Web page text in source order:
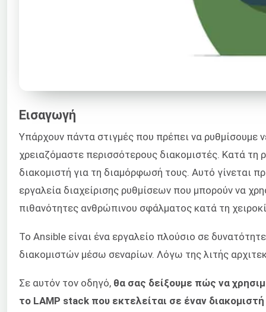
Εισαγωγή
Υπάρχουν πάντα στιγμές που πρέπει να ρυθμίσουμε
χρειαζόμαστε περισσότερους διακομιστές. Κατά τη
διακομιστή για τη διαμόρφωσή τους. Αυτό γίνεται
εργαλεία διαχείρισης ρυθμίσεων που μπορούν να
πιθανότητες ανθρώπινου σφάλματος κατά τη
Το Ansible είναι ένα εργαλείο πλούσιο σε
διακομιστών μέσω σεναρίων. Λόγω της λιτής
Σε αυτόν τον οδηγό, θα σας δείξουμε πώς να
το LAMP stack που εκτελείται σε έναν